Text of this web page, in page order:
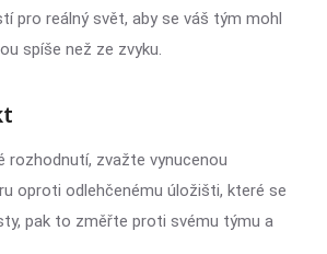
pro reálný svět, aby se váš tým mohl
spíše než ze zvyku.
rozhodnutí, zvažte vynucenou
oproti odlehčenému úložišti, které se
pak to změřte proti svému týmu a